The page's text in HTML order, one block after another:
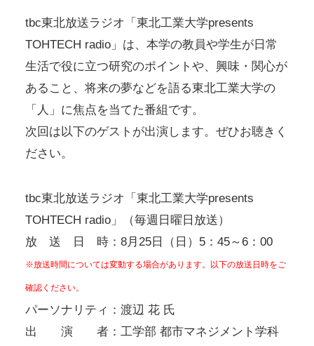
tbc東北放送ラジオ「東北工業大学presents
TOHTECH radio」は、本学の教員や学生が日常
生活で役に立つ研究のポイントや、興味・関心が
あること、将来の夢などを語る東北工業大学の
「人」に焦点を当てた番組です。
次回は以下のゲストが出演します。ぜひお聴きく
ださい。
tbc東北放送ラジオ「東北工業大学presents
TOHTECH radio」（毎週日曜日放送）
放 送 日 時：8月25日（日）5：45～6：00
※放送時間については変動する場合があります。以下の放送日時をご
確認ください。
パーソナリティ：渡辺 花 氏
出 演 者：工学部 都市マネジメント学科